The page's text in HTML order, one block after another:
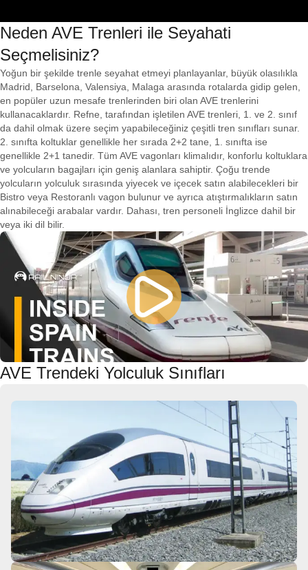
Neden AVE Trenleri ile Seyahati
Seçmelisiniz?
Yoğun bir şekilde trenle seyahat etmeyi planlayanlar, büyük olasılıkla
Madrid, Barselona, ​​Valensiya, Malaga arasında rotalarda gidip gelen,
en popüler uzun mesafe trenlerinden biri olan AVE trenlerini
kullanacaklardır. Refne, tarafından işletilen AVE trenleri, 1. ve 2. sınıf
da dahil olmak üzere seçim yapabileceğiniz çeşitli tren sınıfları sunar.
2. sınıfta koltuklar genellikle her sırada 2+2 tane, 1. sınıfta ise
genellikle 2+1 tanedir. Tüm AVE vagonları klimalıdır, konforlu koltuklara
ve yolcuların bagajları için geniş alanlara sahiptir. Çoğu trende
yolcuların yolculuk sırasında yiyecek ve içecek satın alabilecekleri bir
Bistro veya Restoranlı vagon bulunur ve ayrıca atıştırmalıkların satın
alınabileceği arabalar vardır. Dahası, tren personeli İnglizce dahil bir
veya iki dil bilir.
AVE Trendeki Yolculuk Sınıfları